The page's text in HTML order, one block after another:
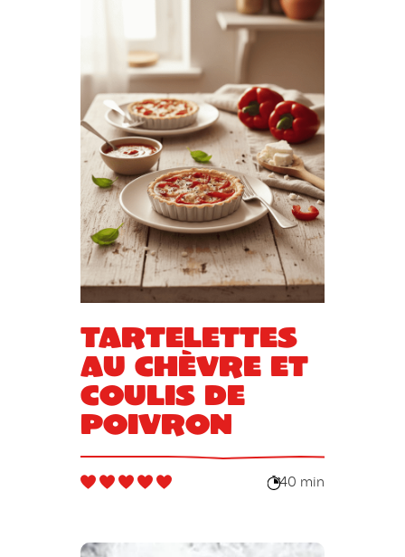
Tartelettes
au chèvre et
coulis de
poivron
40 min